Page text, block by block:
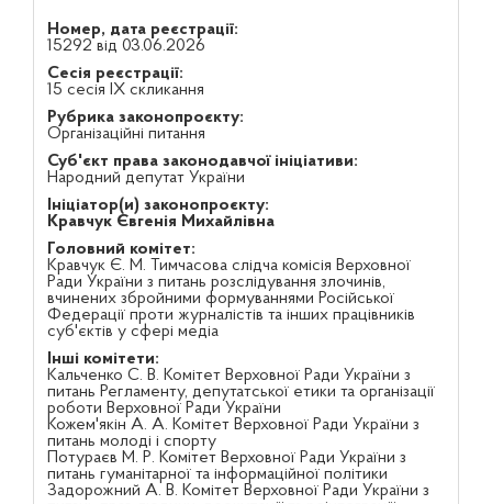
Номер, дата реєстрації:
15292 від 03.06.2026
Сесія реєстрації:
15 сесія IX скликання
Рубрика законопроєкту:
Організаційні питання
Суб'єкт права законодавчої ініціативи:
Народний депутат України
Ініціатор(и) законопроєкту:
Кравчук Євгенія Михайлівна
Головний комітет:
Кравчук Є. М. Тимчасова слідча комісія Верховної
Ради України з питань розслідування злочинів,
вчинених збройними формуваннями Російської
Федерації проти журналістів та інших працівників
суб'єктів у сфері медіа
Інші комітети:
Кальченко С. В. Комітет Верховної Ради України з
питань Регламенту, депутатської етики та організації
роботи Верховної Ради України
Кожем'якін А. А. Комітет Верховної Ради України з
питань молоді і спорту
Потураєв М. Р. Комітет Верховної Ради України з
питань гуманітарної та інформаційної політики
Задорожний А. В. Комітет Верховної Ради України з